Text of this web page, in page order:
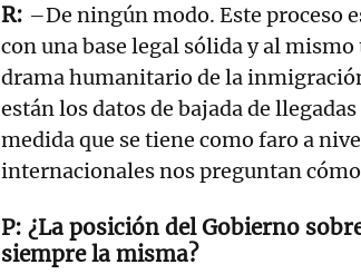
–De ningún modo. Este proceso
con una base legal sólida y al
drama humanitario de la
están los datos de bajada de
medida que se tiene como faro a
internacionales nos preguntan
¿La posición del Gobierno
siempre la misma?